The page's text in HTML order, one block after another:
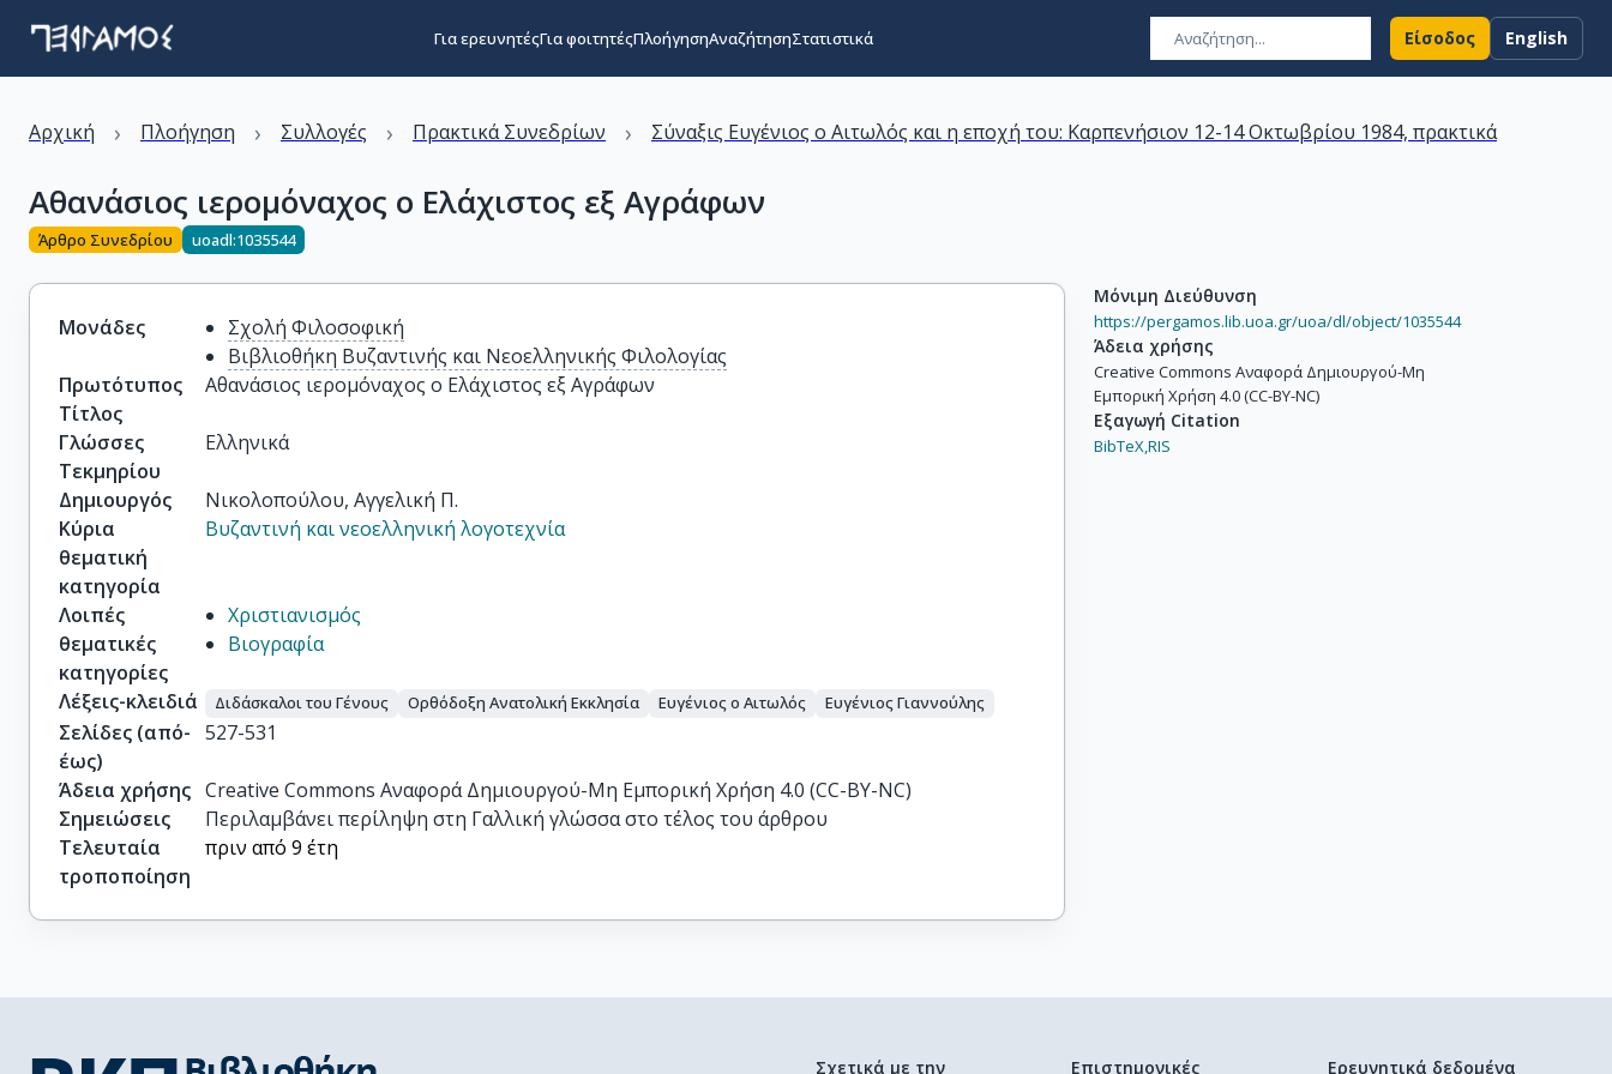
Για ερευνητέςΓια φοιτητέςΠλοήγησηΑναζήτησηΣτατιστικά Είσοδος English
Αρχική › Πλοήγηση › Συλλογές › Πρακτικά Συνεδρίων › Σύναξις Ευγένιος ο Αιτωλός και η εποχή του: Καρπενήσιον 12-14 Οκτωβρίου 1984, πρακτικά
Αθανάσιος ιερομόναχος ο Ελάχιστος εξ Αγράφων
Άρθρο Συνεδρίου uoadl:1035544
Μονάδες
Σχολή Φιλοσοφική
Βιβλιοθήκη Βυζαντινής και Νεοελληνικής Φιλολογίας
Πρωτότυπος
Τίτλος
Αθανάσιος ιερομόναχος ο Ελάχιστος εξ Αγράφων
Γλώσσες
Τεκμηρίου
Ελληνικά
Δημιουργός
Νικολοπούλου, Αγγελική Π.
Κύρια
θεματική
κατηγορία
Βυζαντινή και νεοελληνική λογοτεχνία
Λοιπές
θεματικές
κατηγορίες
Χριστιανισμός
Βιογραφία
Λέξεις-κλειδιά Διδάσκαλοι του Γένους Ορθόδοξη Ανατολική Εκκλησία Ευγένιος ο Αιτωλός Ευγένιος Γιαννούλης
Σελίδες (από-
έως)
527-531
Άδεια χρήσης Creative Commons Αναφορά Δημιουργού-Μη Εμπορική Χρήση 4.0 (CC-BY-NC)
Σημειώσεις
Περιλαμβάνει περίληψη στη Γαλλική γλώσσα στο τέλος του άρθρου
Τελευταία
τροποποίηση
πριν από 9 έτη
Μόνιμη Διεύθυνση
https://pergamos.lib.uoa.gr/uoa/dl/object/1035544
Άδεια χρήσης
Creative Commons Αναφορά Δημιουργού-Μη
Εμπορική Χρήση 4.0 (CC-BY-NC)
Εξαγωγή Citation
BibTeX,RIS
Σχετικά με την Επιστημονικές Ερευνητικά δεδομένα